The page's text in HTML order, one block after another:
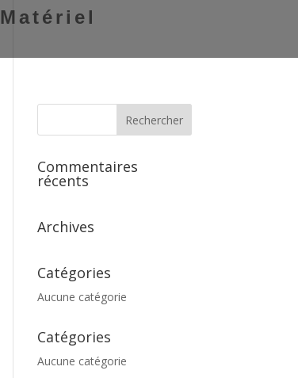
Matériel
Commentaires
récents
Archives
Catégories
Aucune catégorie
Catégories
Aucune catégorie